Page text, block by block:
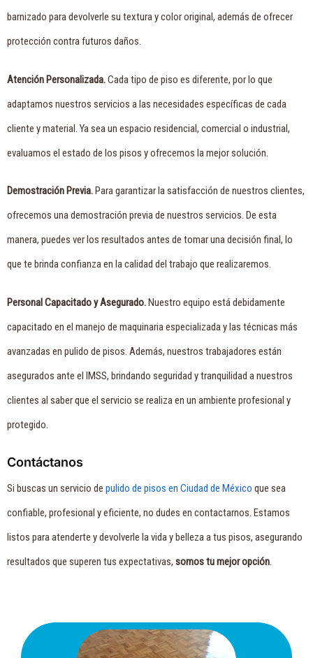
barnizado para devolverle su textura y color original, además de ofrecer
protección contra futuros daños.
Atención Personalizada.Cada tipo de piso es diferente, por lo que
adaptamos nuestros servicios a las necesidades específicas de cada
cliente y material. Ya sea un espacio residencial, comercial o industrial,
evaluamos el estado de los pisos y ofrecemos la mejor solución.
Demostración Previa.Para garantizar la satisfacción de nuestros clientes,
ofrecemos una demostración previa de nuestros servicios. De esta
manera, puedes ver los resultados antes de tomar una decisión final, lo
que te brinda confianza en la calidad del trabajo que realizaremos.
Personal Capacitado y Asegurado.Nuestro equipo está debidamente
capacitado en el manejo de maquinaria especializada y las técnicas más
avanzadas en pulido de pisos. Además, nuestros trabajadores están
asegurados ante el IMSS, brindando seguridad y tranquilidad a nuestros
clientes al saber que el servicio se realiza en un ambiente profesional y
protegido.
Contáctanos
Si buscas un servicio de pulido de pisos en Ciudad de México que sea
confiable, profesional y eficiente, no dudes en contactarnos. Estamos
listos para atenderte y devolverle la vida y belleza a tus pisos, asegurando
resultados que superen tus expectativas, somos tu mejor opción.